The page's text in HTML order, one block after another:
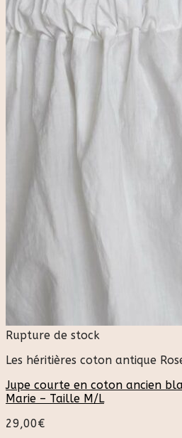
Rupture de stock
Les héritières coton antique
Jupe courte en coton ancien
Marie – Taille M/L
29,00€